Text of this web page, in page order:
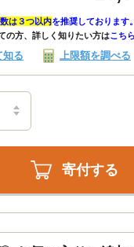
は３つ以内を推奨しております。
の方、詳しく知りたい方はこちら
知る 上限額を調べる
寄付する